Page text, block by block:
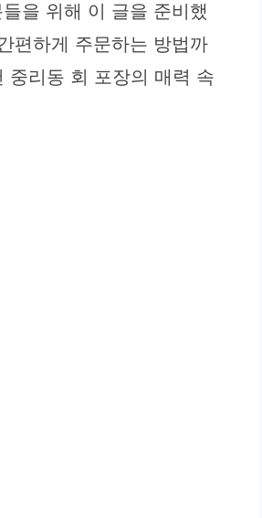
을 위해 이 글을 준비했
편하게 주문하는 방법까
중리동 회 포장의 매력 속